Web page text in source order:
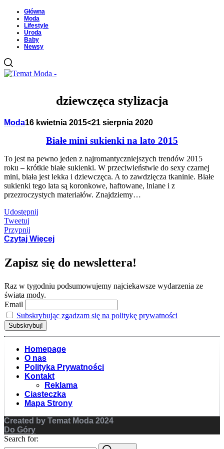
Główna
Moda
Lifestyle
Uroda
Baby
Newsy
dziewczęca stylizacja
Moda16 kwietnia 2015<21 sierpnia 2020
Białe mini sukienki na lato 2015
To jest na pewno jeden z najromantyczniejszych trendów 2015
roku – krótkie białe sukienki. W przeciwieństwie do sexy czarnej
mini, biała jest lekka i dziewczęca. A to zawdzięcza tkaninie. Białe
sukienki tego lata są koronkowe, haftowane, lniane i z
przezroczystych materiałów. Znajdziemy…
Udostępnij
Tweetuj
Przypnij
Czytaj Więcej
Zapisz się do newslettera!
Raz w tygodniu podsumowujemy najciekawsze wydarzenia ze
świata mody.
Email
Subskrybując zgadzam się na politykę prywatności
Homepage
O nas
Polityka Prywatności
Kontakt
Reklama
Ciasteczka
Mapa Strony
Created by Temat Moda 2024
Do Góry
Search for: